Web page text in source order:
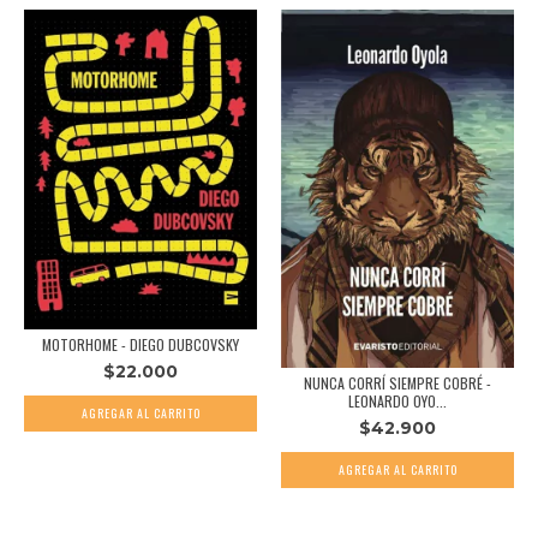
MOTORHOME - DIEGO DUBCOVSKY
$22.000
NUNCA CORRÍ SIEMPRE COBRÉ -
LEONARDO OYO...
$42.900